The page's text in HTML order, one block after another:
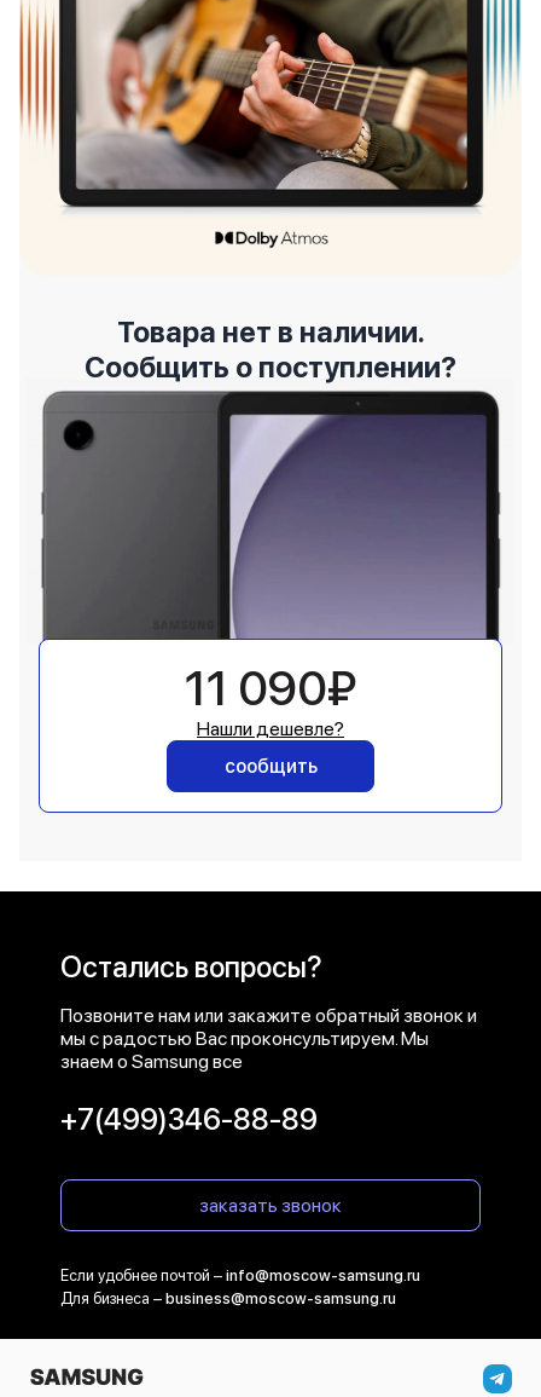
Товара нет в наличии.
Сообщить о поступлении?
11 090₽
Нашли дешевле?
сообщить
Остались вопросы?
Позвоните нам или закажите обратный звонок и
мы с радостью Вас проконсультируем. Мы
знаем о Samsung все
+7(499)346-88-89
заказать звонок
Если удобнее почтой – info@moscow-samsung.ru
Для бизнеса – business@moscow-samsung.ru